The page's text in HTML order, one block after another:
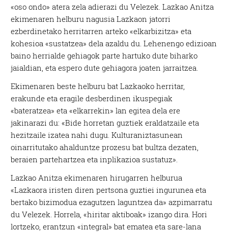
«oso ondo» atera zela adierazi du Velezek. Lazkao Anitza
ekimenaren helburu nagusia Lazkaon jatorri
ezberdinetako herritarren arteko «elkarbizitza» eta
kohesioa «sustatzea» dela azaldu du. Lehenengo edizioan
baino herrialde gehiagok parte hartuko dute biharko
jaialdian, eta espero dute gehiagora joaten jarraitzea.
Ekimenaren beste helburu bat Lazkaoko herritar,
erakunde eta eragile desberdinen ikuspegiak
«bateratzea» eta «elkarrekin» lan egitea dela ere
jakinarazi du: «Bide horretan guztiek eraldatzaile eta
hezitzaile izatea nahi dugu. Kulturaniztasunean
oinarritutako ahalduntze prozesu bat bultza dezaten,
beraien partehartzea eta inplikazioa sustatuz».
Lazkao Anitza ekimenaren hirugarren helburua
«Lazkaora iristen diren pertsona guztiei ingurunea eta
bertako bizimodua ezagutzen laguntzea da» azpimarratu
du Velezek. Horrela, «hiritar aktiboak» izango dira. Hori
lortzeko, erantzun «integral» bat ematea eta sare-lana